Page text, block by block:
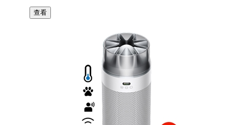
查看